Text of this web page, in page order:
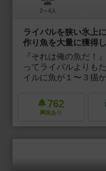
2～4人
ライバルを狭い氷上
作り魚を大量に獲得し
『それは俺の魚だ！
ってライバルよりも
イルに魚が１〜３描
762
興味あり